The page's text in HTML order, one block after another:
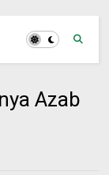
Azab